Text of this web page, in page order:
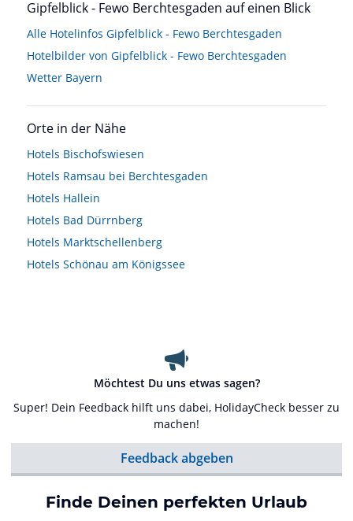
Gipfelblick - Fewo Berchtesgaden auf einen Blick
Alle Hotelinfos Gipfelblick - Fewo Berchtesgaden
Hotelbilder von Gipfelblick - Fewo Berchtesgaden
Wetter Bayern
Orte in der Nähe
Hotels Bischofswiesen
Hotels Ramsau bei Berchtesgaden
Hotels Hallein
Hotels Bad Dürrnberg
Hotels Marktschellenberg
Hotels Schönau am Königssee
Möchtest Du uns etwas sagen?
Super! Dein Feedback hilft uns dabei, HolidayCheck besser zu
machen!
Feedback abgeben
Finde Deinen perfekten Urlaub